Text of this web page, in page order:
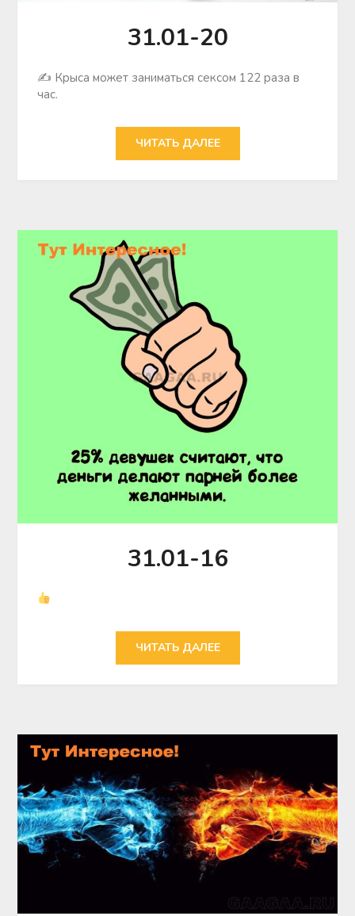
31.01-20
✍ Крыса может заниматься сексом 122 раза в
час.
ЧИТАТЬ ДАЛЕЕ
31.01-16
ЧИТАТЬ ДАЛЕЕ